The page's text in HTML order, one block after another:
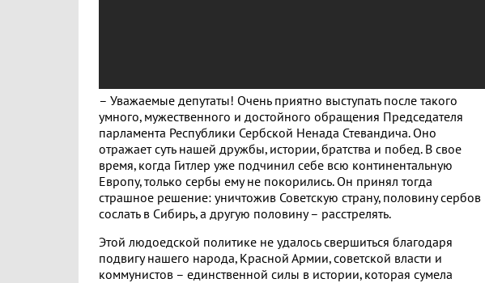
– Уважаемые депутаты! Очень приятно выступать после такого
умного, мужественного и достойного обращения Председателя
парламента Республики Сербской Ненада Стевандича. Оно
отражает суть нашей дружбы, истории, братства и побед. В свое
время, когда Гитлер уже подчинил себе всю континентальную
Европу, только сербы ему не покорились. Он принял тогда
страшное решение: уничтожив Советскую страну, половину сербов
сослать в Сибирь, а другую половину – расстрелять.
Этой людоедской политике не удалось свершиться благодаря
подвигу нашего народа, Красной Армии, советской власти и
коммунистов – единственной силы в истории, которая сумела